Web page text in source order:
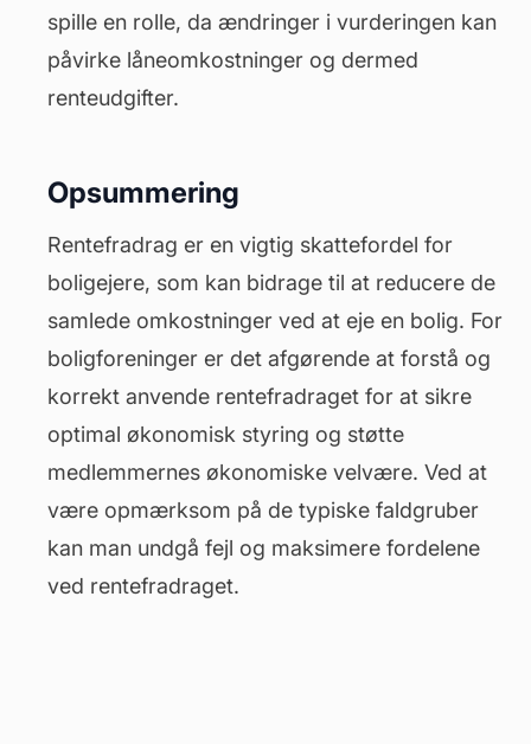
spille en rolle, da ændringer i vurderingen kan
påvirke låneomkostninger og dermed
renteudgifter.
Opsummering
Rentefradrag er en vigtig skattefordel for
boligejere, som kan bidrage til at reducere de
samlede omkostninger ved at eje en bolig. For
boligforeninger er det afgørende at forstå og
korrekt anvende rentefradraget for at sikre
optimal økonomisk styring og støtte
medlemmernes økonomiske velvære. Ved at
være opmærksom på de typiske faldgruber
kan man undgå fejl og maksimere fordelene
ved rentefradraget.